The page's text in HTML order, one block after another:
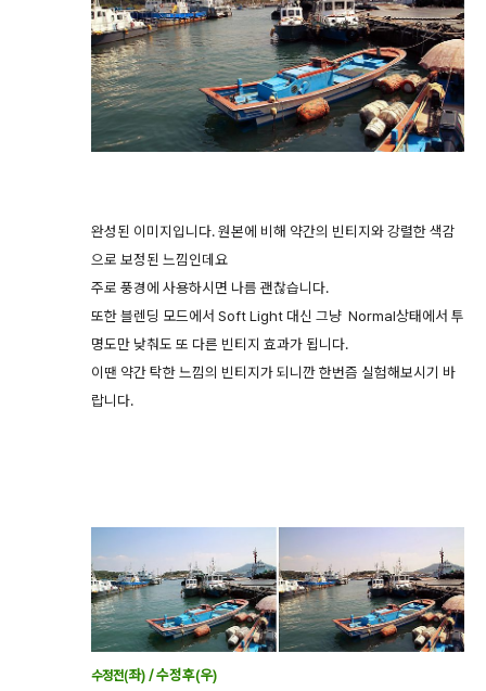
완성된 이미지입니다. 원본에 비해 약간의 빈티지와 강렬한 색감
으로 보정된 느낌인데요
주로 풍경에 사용하시면 나름 괜찮습니다.
또한 블렌딩 모드에서 Soft Light 대신 그냥 Normal상태에서 투
명도만 낮춰도 또 다른 빈티지 효과가 됩니다.
이땐 약간 탁한 느낌의 빈티지가 되니깐 한번즘 실험해보시기 바
랍니다.
수정전(좌) / 수정후(우)